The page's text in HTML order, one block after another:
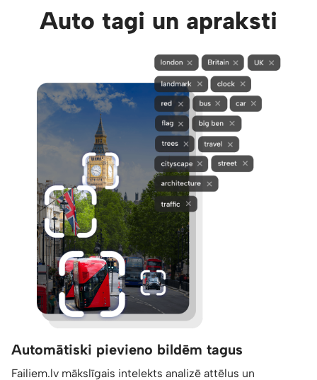
Auto tagi un apraksti
Automātiski pievieno bildēm tagus
Failiem.lv mākslīgais intelekts analizē attēlus un